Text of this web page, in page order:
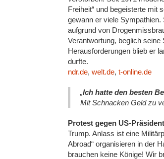
Freiheit“ und begeisterte mit
gewann er viele
aufgrund von
Verantwortung, beglich
Herausforderungen blieb er
durfte.
ndr.de, welt.de, t-online.de
„Ich hatte den besten
Mit Schnacken Geld zu
Protest gegen US-Präsident
Trump. Anlass ist eine
Abroad“ organisieren in der
brauchen keine Könige! Wir